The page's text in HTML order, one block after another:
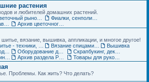
растения
и любителей домашних растений.
вязание, вышивка, аппликации, и многое другое!
Вышивка
Проблемы. Как жить? Что делать?